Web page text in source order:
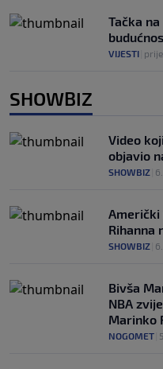
Tačka
VIJESTI
SHOWBIZ
Video
objavio
SHOWBIZ
Američki
Rihanna
SHOWBIZ
Bivša
NBA
Marinko
NOGOMET